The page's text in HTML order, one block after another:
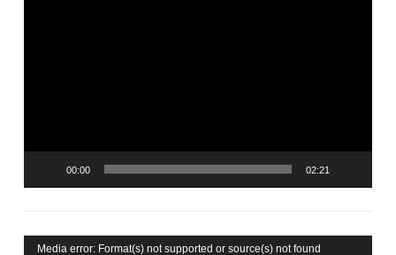
00:00 02:21
Lecteur
Media error: Format(s) not supported or source(s) not found